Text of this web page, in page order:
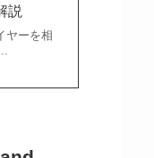
説
ヤーを相